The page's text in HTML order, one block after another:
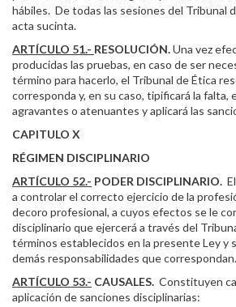
hábiles. De todas las sesiones del Tribunal
acta sucinta.
ARTÍCULO 51.- RESOLUCIÓN.Una vez
producidas las pruebas, en caso de ser
término para hacerlo, el Tribunal de Ética
corresponda y, en su caso, tipificará la falta,
agravantes o atenuantes y aplicará las
CAPITULO X
RÉGIMEN DISCIPLINARIO
ARTÍCULO 52.- PODER DISCIPLINARIO.
a controlar el correcto ejercicio de la
decoro profesional, a cuyos efectos se le
disciplinario que ejercerá a través del
términos establecidos en la presente Ley y
demás responsabilidades que correspondan.
ARTÍCULO 53.- CAUSALES. Constituyen
aplicación de sanciones disciplinarias: